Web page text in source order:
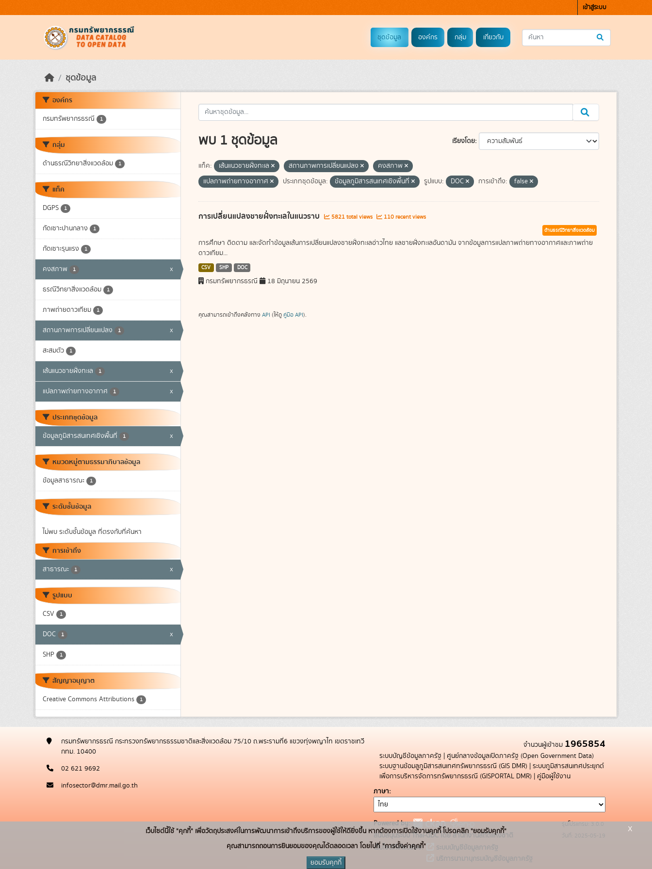
เข้าสู่ระบบ
ชุดข้อมูล องค์กร กลุ่ม เกี่ยวกับ
ชุดข้อมูล
องค์กร
กรมทรัพยากรธรณี 1
กลุ่ม
ด้านธรณีวิทยาสิ่งแวดล้อม 1
แท็ค
DGPS 1
กัดเซาะปานกลาง 1
กัดเซาะรุนแรง 1
คงสภาพ 1 x
ธรณีวิทยาสิ่งแวดล้อม 1
ภาพถ่ายดาวเทียม 1
สถานภาพการเปลี่ยนแปลง 1 x
สะสมตัว 1
เส้นแนวชายฝั่งทะเล 1 x
แปลภาพถ่ายทางอากาศ 1 x
ประเภทชุดข้อมูล
ข้อมูลภูมิสารสนเทศเชิงพื้นที่ 1 x
หมวดหมู่ตามธรรมาภิบาลข้อมูล
ข้อมูลสาธารณะ 1
ระดับชั้นข้อมูล
ไม่พบ ระดับชั้นข้อมูล ที่ตรงกับที่ค้นหา
การเข้าถึง
สาธารณะ 1 x
รูปแบบ
CSV 1
DOC 1 x
SHP 1
สัญญาอนุญาต
Creative Commons Attributions 1
เรียงโดย
พบ 1 ชุดข้อมูล
แท็ค: เส้นแนวชายฝั่งทะเล สถานภาพการเปลี่ยนแปลง
คงสภาพ
แปลภาพถ่ายทางอากาศ
ประเภทชุดข้อมูล: ข้อมูลภูมิสารสนเทศเชิงพื้นที่ รูปแบบ: DOC การเข้าถึง: false
การเปลี่ยนแปลงชายฝั่งทะเลในแนวราบ 5821 total views 110 recent views
ด้านธรณีวิทยาสิ่งแวดล้อม
การศึกษา ติดตาม และจัดทำข้อมูลเส้นการเปลี่ยนแปลงชายฝั่งทะเลอ่าวไทย แลชายฝั่งทะเลอันดามัน จากข้อมูลการแปลภาพถ่ายทางอากาศและภาพถ่าย
ดาวเทียม...
CSV SHP DOC
กรมทรัพยากรธรณี 18 มิถุนายน 2569
คุณสามารถเข้าถึงคลังทาง API (ให้ดู คู่มือ API).
กรมทรัพยากรธรณี กระทรวงทรัพยากรธรรมชาติและสิ่งแวดล้อม 75/10 ถ.พระรามที่6 แขวงทุ่งพญาไท เขตราชเทวี
กทม. 10400
02 621 9692
infosector@dmr.mail.go.th
จำนวนผู้เข้าชม 1965854
ระบบบัญชีข้อมูลภาครัฐ | ศูนย์กลางข้อมูลเปิดภาครัฐ (Open Government Data)
ระบบฐานข้อมลูภูมิสารสนเทศทรัพยากรธรณี (GIS DMR) | ระบบภูมิสารสนเทศประยุกต์
เพื่อการบริหารจัดการทรัพยากรธรณี (GISPORTAL DMR) | คู่มือผู้ใช้งาน
ภาษา
Powered by:
สนับสนุนระบบ Thai-GDC โดย สำนักงานสถิติแห่งชาติ
เว็บไซต์ที่เกี่ยวข้อง:
ระบบบัญชีข้อมูลภาครัฐ
บริการนามานุกรมบัญชีข้อมูลภาครัฐ
รุ่นโปรแกรม: 3.0.0
วันที่: 2025-05-19
เว็บไซต์นี้ใช้ "คุกกี้" เพื่อวัตถุประสงค์ในการพัฒนาการเข้าถึงบริการของผู้ใช้ให้ดียิ่งขึ้น หากต้องการเปิดใช้งานคุกกี้ โปรดคลิก "ยอมรับคุกกี้"
คุณสามารถถอนการยินยอมของคุณได้ตลอดเวลา โดยไปที่ "การตั้งค่าคุกกี้"
ยอมรับคุกกี้
x